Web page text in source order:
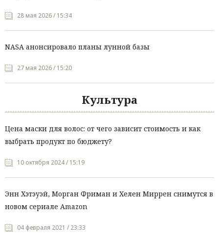
28 мая 2026 / 15:34
NASA анонсировало планы лунной базы
27 мая 2026 / 15:20
Культура
Цена маски для волос: от чего зависит стоимость и как
выбрать продукт по бюджету?
10 октября 2024 / 15:19
Энн Хэтэуэй, Морган Фриман и Хелен Миррен снимутся в
новом сериале Amazon
04 февраля 2021 / 23:33